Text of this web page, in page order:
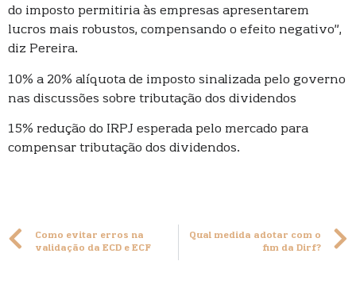
do imposto permitiria às empresas apresentarem
lucros mais robustos, compensando o efeito negativo”,
diz Pereira.
10% a 20% alíquota de imposto sinalizada pelo governo
nas discussões sobre tributação dos dividendos
15% redução do IRPJ esperada pelo mercado para
compensar tributação dos dividendos.
Como evitar erros na
validação da ECD e ECF
Qual medida adotar com o
fim da Dirf?